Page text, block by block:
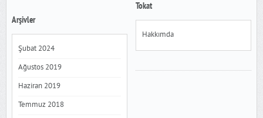
Arşivler
Şubat 2024
Ağustos 2019
Haziran 2019
Temmuz 2018
Tokat
Hakkımda